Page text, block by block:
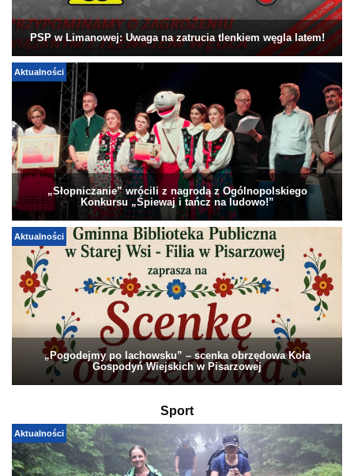
PSP w Limanowej: Uwaga na zatrucia tlenkiem węgla latem!
Aktualności
„Słopniczanie” wrócili z nagrodą z Ogólnopolskiego
Konkursu „Śpiewaj i tańcz na ludowo!”
Aktualności
„Pogodejmy po lachowsku” – scenka obrzędowa Koła
Gospodyń Wiejskich w Pisarzowej
Sport
Aktualności